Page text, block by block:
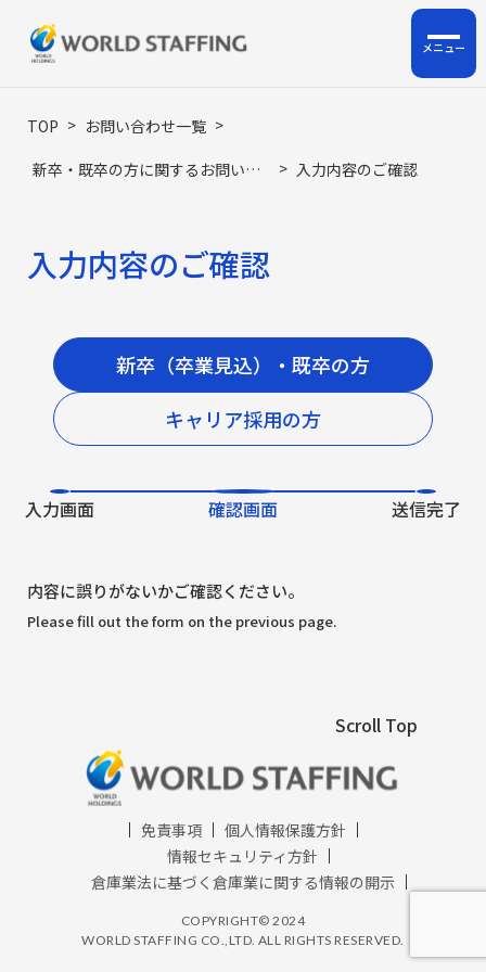
ホーム
私たちについて
ロジスティクス支援
人材派遣・人材紹介・BPO
インサイドセールス代行
よくある質問
お問い合わせ
TOP > お問い合わせ一覧 >
新卒・既卒の方に関するお問い合わせ​ > 入力内容のご確認
入力内容のご確認
新卒（卒業見込）・既卒の方​
キャリア採用の方​
内容に誤りがないかご確認ください。
Please fill out the form on the previous page.
Scroll Top
免責事項
個人情報保護方針
情報セキュリティ方針
倉庫業法に基づく倉庫業に関する情報の開示​
COPYRIGHT© 2024
WORLD STAFFING CO.,LTD. ALL RIGHTS RESERVED.